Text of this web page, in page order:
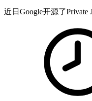
近日Google开源了